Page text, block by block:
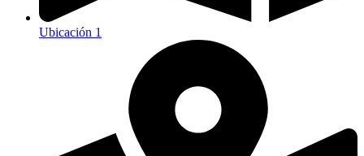
Ubicación 1